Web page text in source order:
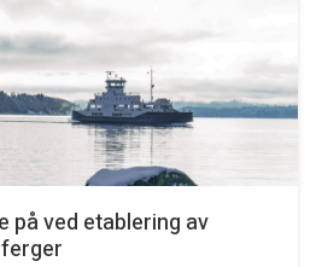
på ved etablering av